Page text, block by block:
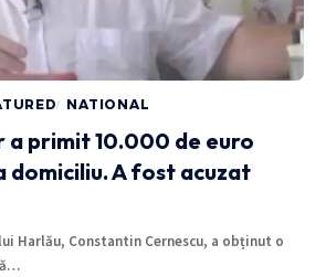
NATIONAL
a primit 10.000 de euro
domiciliu. A fost acuzat
Harlău, Constantin Cernescu, a obținut o